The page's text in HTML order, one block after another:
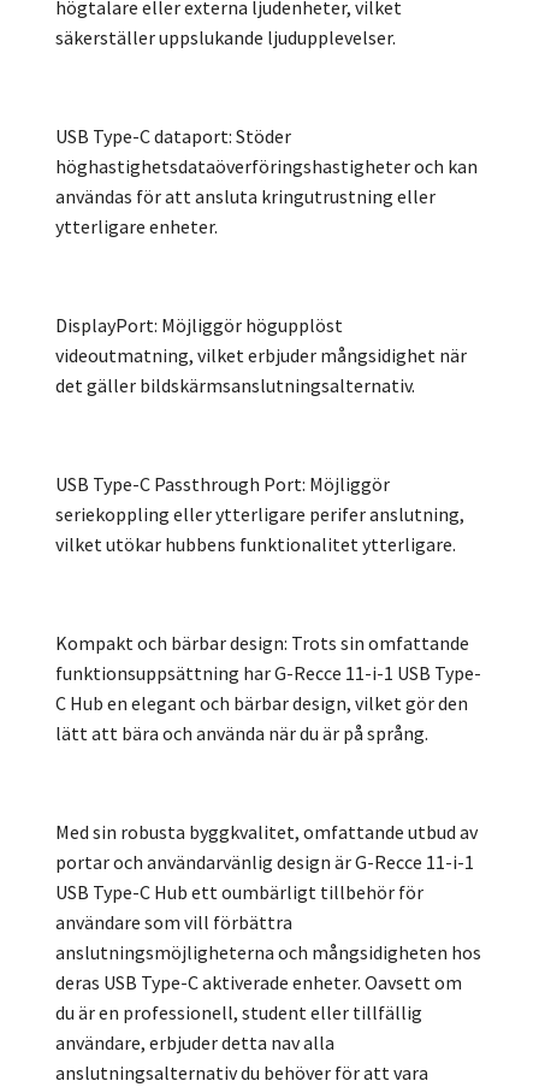
högtalare eller externa ljudenheter, vilket
säkerställer uppslukande ljudupplevelser.
USB Type-C dataport: Stöder
höghastighetsdataöverföringshastigheter och kan
användas för att ansluta kringutrustning eller
ytterligare enheter.
DisplayPort: Möjliggör högupplöst
videoutmatning, vilket erbjuder mångsidighet när
det gäller bildskärmsanslutningsalternativ.
USB Type-C Passthrough Port: Möjliggör
seriekoppling eller ytterligare perifer anslutning,
vilket utökar hubbens funktionalitet ytterligare.
Kompakt och bärbar design: Trots sin omfattande
funktionsuppsättning har G-Recce 11-i-1 USB Type-
C Hub en elegant och bärbar design, vilket gör den
lätt att bära och använda när du är på språng.
Med sin robusta byggkvalitet, omfattande utbud av
portar och användarvänlig design är G-Recce 11-i-1
USB Type-C Hub ett oumbärligt tillbehör för
användare som vill förbättra
anslutningsmöjligheterna och mångsidigheten hos
deras USB Type-C aktiverade enheter. Oavsett om
du är en professionell, student eller tillfällig
användare, erbjuder detta nav alla
anslutningsalternativ du behöver för att vara